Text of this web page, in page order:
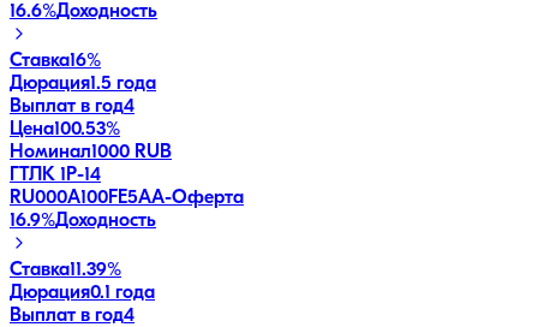
16.6%Доходность
Ставка16%
Дюрация1.5 года
Выплат в год4
Цена100.53%
Номинал1000 RUB
ГТЛК 1P-14
RU000A100FE5AA-Оферта
16.9%Доходность
Ставка11.39%
Дюрация0.1 года
Выплат в год4